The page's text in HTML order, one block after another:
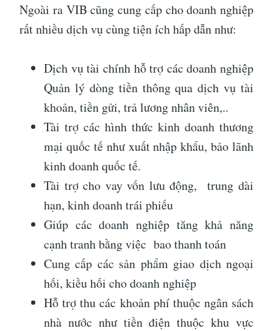
Ngoài ra VIB cũng cung cấp cho doanh nghiệp
rất nhiều dịch vụ cùng tiện ích hấp dẫn như:
Dịch vụ tài chính hỗ trợ các doanh nghiệp
Quản lý dòng tiền thông qua dịch vụ tài
khoản, tiền gửi, trả lương nhân viên,..
Tài trợ các hình thức kinh doanh thương
mại quốc tế như xuất nhập khẩu, bảo lãnh
kinh doanh quốc tế.
Tài trợ cho vay vốn lưu động, trung dài
hạn, kinh doanh trái phiếu
Giúp các doanh nghiệp tăng khả năng
cạnh tranh bằng việc bao thanh toán
Cung cấp các sản phẩm giao dịch ngoại
hối, kiều hối cho doanh nghiệp
Hỗ trợ thu các khoản phí thuộc ngân sách
nhà nước như tiền điện thuộc khu vực